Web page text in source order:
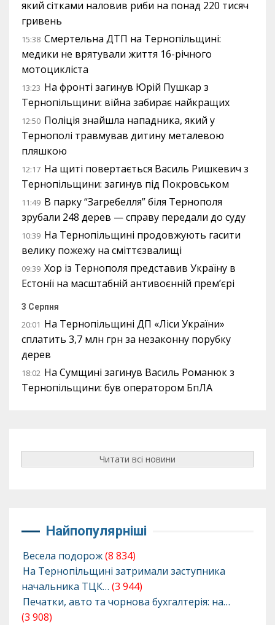
який сітками наловив риби на понад 220 тисяч
гривень
15:38 Смертельна ДТП на Тернопільщині:
медики не врятували життя 16-річного
мотоцикліста
13:23 На фронті загинув Юрій Пушкар з
Тернопільщини: війна забирає найкращих
12:50 Поліція знайшла нападника, який у
Тернополі травмував дитину металевою
пляшкою
12:17 На щиті повертається Василь Ришкевич з
Тернопільщини: загинув під Покровськом
11:49 В парку “Загребелля” біля Тернополя
зрубали 248 дерев — справу передали до суду
10:39 На Тернопільщині продовжують гасити
велику пожежу на сміттєзвалищі
09:39 Хор із Тернополя представив Україну в
Естонії на масштабній антивоєнній прем’єрі
3 Серпня
20:01 На Тернопільщині ДП «Ліси України»
сплатить 3,7 млн грн за незаконну порубку
дерев
18:02 На Сумщині загинув Василь Романюк з
Тернопільщини: був оператором БпЛА
Читати всі новини
Найпопулярніші
Весела подорож(8 834)
На Тернопільщині затримали заступника
начальника ТЦК… (3 944)
Печатки, авто та чорнова бухгалтерія: на…
(3 908)